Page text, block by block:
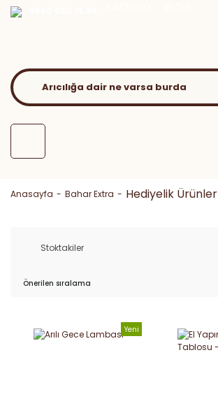
Anasayfa Bahar Extra Hediyelik Ürünler
Stoktakiler
Yeni